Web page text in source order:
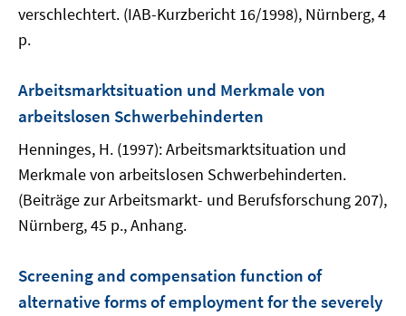
verschlechtert. (IAB-Kurzbericht 16/1998), Nürnberg, 4
p.
Arbeitsmarktsituation und Merkmale von
arbeitslosen Schwerbehinderten
Henninges, H. (1997): Arbeitsmarktsituation und
Merkmale von arbeitslosen Schwerbehinderten.
(Beiträge zur Arbeitsmarkt- und Berufsforschung 207),
Nürnberg, 45 p., Anhang.
Screening and compensation function of
alternative forms of employment for the severely